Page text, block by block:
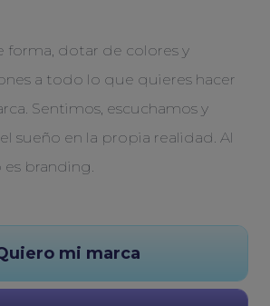
forma, dotar de colores y
a todo lo que quieres hacer
Sentimos, escuchamos y
sueño en la propia realidad. Al
es branding.
mi marca